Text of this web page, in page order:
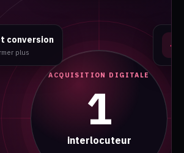
conversion
plus
ACQUISITION DIGITALE
1
interlocuteur